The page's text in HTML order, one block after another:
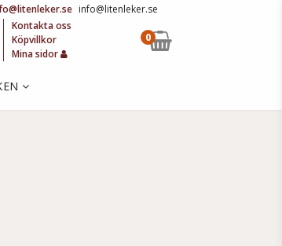
info@litenleker.se
Kontakta oss
Köpvillkor
Mina sidor
0